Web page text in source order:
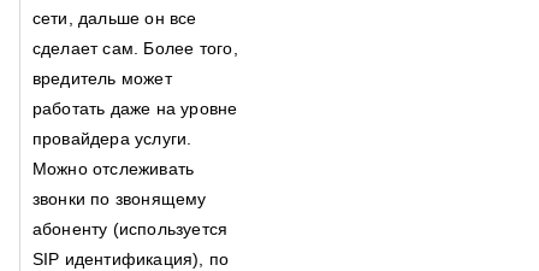
сети, дальше он все
сделает сам. Более того,
вредитель может
работать даже на уровне
провайдера услуги.
Можно отслеживать
звонки по звонящему
абоненту (используется
SIP идентификация), по